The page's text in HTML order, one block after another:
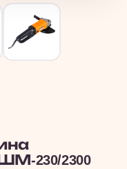
230/2300